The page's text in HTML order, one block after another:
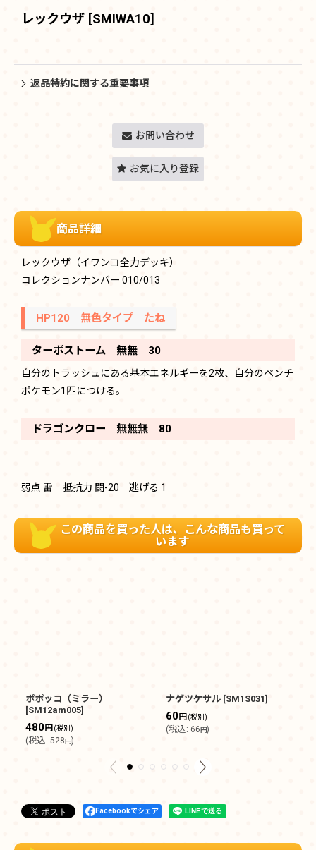
レックウザ [SMIWA10]
返品特約に関する重要事項
お問い合わせ
お気に入り登録
商品詳細
レックウザ（イワンコ全力デッキ）
コレクションナンバー 010/013
HP120 無色タイプ たね
ターボストーム 無無 30
自分のトラッシュにある基本エネルギーを2枚、自分のベンチ
ポケモン1匹につける。
ドラゴンクロー 無無無 80
弱点 雷 抵抗力 闘-20 逃げる 1
この商品を買った人は、こんな商品も買って
います
ポポッコ（ミラー）
[SM12am005]
480円(税別)
(税込: 528円)
ナゲツケサル [SM1S031]
60円(税別)
(税込: 66円)
Facebookでシェア